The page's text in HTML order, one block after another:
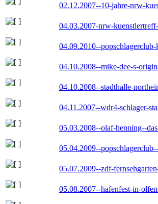
02.12.2007--10-jahre-nrw-
04.03.2007-nrw-
04.09.2010--
04.10.2008--mike-dee-s-
04.10.2008--stadthalle-
04.11.2007--wdr4-schlager-
05.03.2008--olaf-henning--
05.04.2009--
05.07.2009--zdf-
05.08.2007--hafenfest-in-